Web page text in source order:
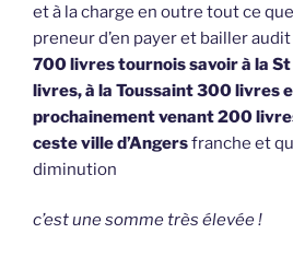
et à la charge en outre tout ce
preneur d’en payer et bailler
700 livres tournois savoir à la
livres, à la Toussaint 300 livres
prochainement venant 200
ceste ville d’Angersfranche et
diminution
c’est une somme très élevée !